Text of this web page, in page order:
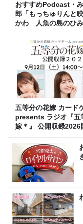
おすすめPodcast・
郎「もっちゅりんと
かわ 人魚の島のひみ
五等分の花嫁 カード
presents ラジオ『五
嫁＊』 公開収録2026
定！